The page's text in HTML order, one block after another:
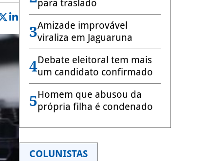
para traslado
3Amizade improvável
viraliza em Jaguaruna
4Debate eleitoral tem mais
um candidato confirmado
5Homem que abusou da
própria filha é condenado
COLUNISTAS